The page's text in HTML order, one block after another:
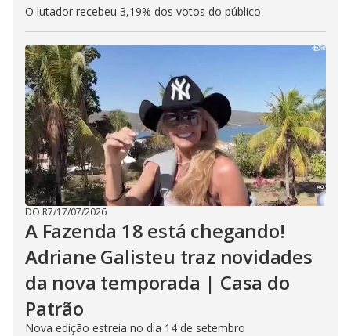
O lutador recebeu 3,19% dos votos do público
DO R7/17/07/2026
A Fazenda 18 está chegando!
Adriane Galisteu traz novidades
da nova temporada | Casa do
Patrão
Nova edição estreia no dia 14 de setembro